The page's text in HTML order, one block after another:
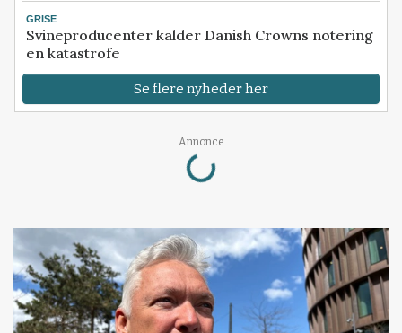
GRISE
Svineproducenter kalder Danish Crowns notering
en katastrofe
Se flere nyheder her
Annonce
Loading...